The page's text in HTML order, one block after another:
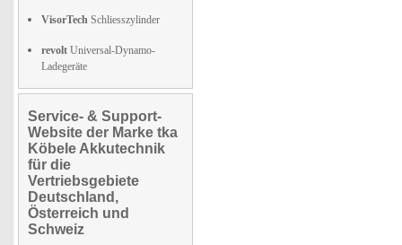
VisorTech Schliesszylinder
revolt Universal-Dynamo-
Ladegeräte
Service- & Support-
Website der Marke tka
Köbele Akkutechnik
für die
Vertriebsgebiete
Deutschland,
Österreich und
Schweiz